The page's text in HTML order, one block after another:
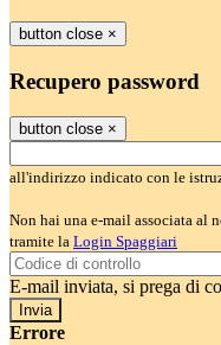
button close ×
Recupero password
button close ×
all'indirizzo indicato con le
Non hai una e-mail associata al
tramite la Login Spaggiari
E-mail inviata, si prega di
Errore